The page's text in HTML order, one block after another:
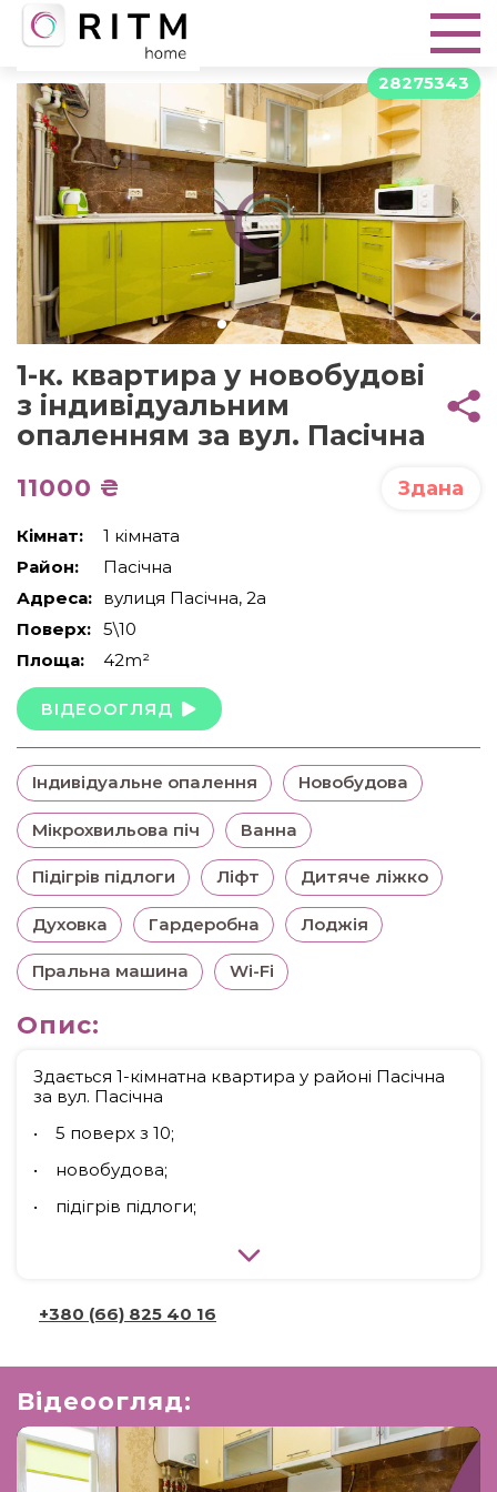
28275343
1-к. квартира у новобудові
з індивідуальним
опаленням за вул. Пасічна
11000 ₴ Здана
Кімнат:
1 кімната
Район:
Пасічна
Адреса: вулиця Пасічна, 2а
Поверх: 5\10
Площа:
42m²
ВІДЕООГЛЯД
Індивідуальне опалення Новобудова
Мікрохвильова піч Ванна
Підігрів підлоги Ліфт Дитяче ліжко
Духовка Гардеробна Лоджія
Пральна машина Wi-Fi
Опис:
Здається 1-кімнатна квартира у районі Пасічна
за вул. Пасічна
• 5 поверх з 10;
• новобудова;
• підігрів підлоги;
У квартирі:
• мікрохвильова піч;
• кухонна витяжка;
• електрочайник;
+380 (66) 825 40 16
Відеоогляд: